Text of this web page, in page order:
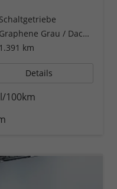
Schaltgetriebe
Graphene Grau / Dach in Midnight Schwarz Metallic
1.391 km
Details
100km